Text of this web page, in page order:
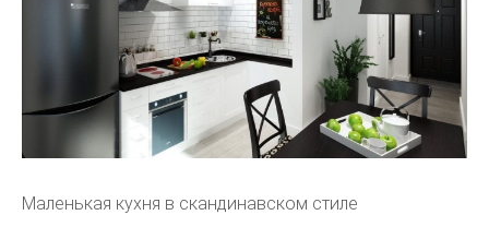
Маленькая кухня в скандинавском стиле